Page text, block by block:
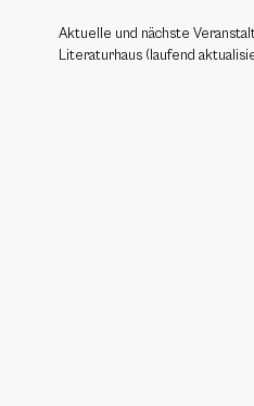
Aktuelle und nächste
Literaturhaus (laufend